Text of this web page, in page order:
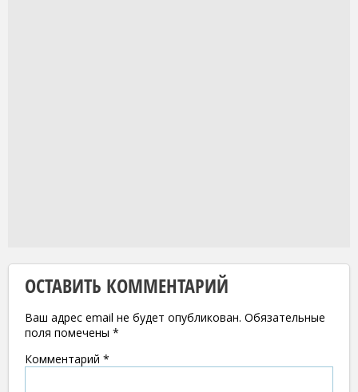
ОСТАВИТЬ КОММЕНТАРИЙ
Ваш адрес email не будет опубликован. Обязательные
поля помечены *
Комментарий *